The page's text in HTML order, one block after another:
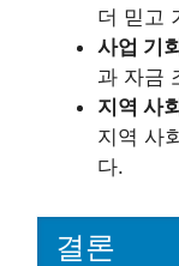
더 믿고
사업 기
과 자금
지역 사
지역 사
다.
결론